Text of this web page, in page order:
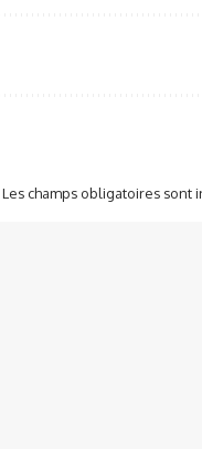
Les champs obligatoires sont